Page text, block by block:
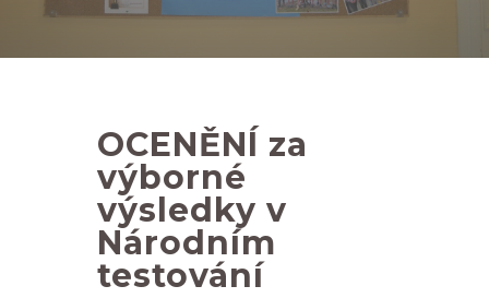
OCENĚNÍ za
výborné
výsledky v
Národním
testování